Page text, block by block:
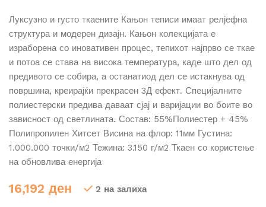
Луксузно и густо ткаените Кањон теписи имаат релјефна
структура и модерен дизајн. Кањон колекцијата е
израборена со иновативен процес, тепихот најпрво се ткае
и потоа се става на висока температура, каде што дел од
предивото се собира, а останатиод дел се истакнува од
површина, креирајќи прекрасен 3Д ефект. Специјалните
полиестерски предива даваат сјај и варијации во боите во
зависност од светлината. Состав: 55%Полиестер + 45%
Полипропилен Хитсет Висина на флор: 11мм Густина:
1.000.000 точки/м2 Тежина: 3.150 г/м2 Ткаен со користење
на обновлива енергија
16,192 ден 2 на залиха